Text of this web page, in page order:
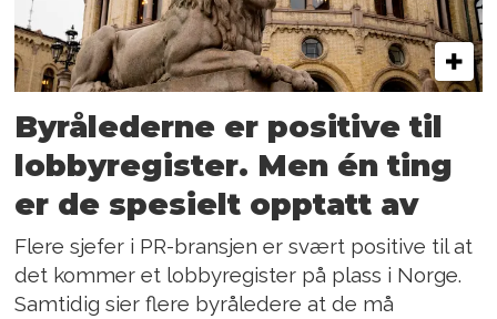
Byrålederne er positive til
lobbyregister. Men én ting
er de spesielt opptatt av
Flere sjefer i PR-bransjen er svært positive til at
det kommer et lobbyregister på plass i Norge.
Samtidig sier flere byråledere at de må